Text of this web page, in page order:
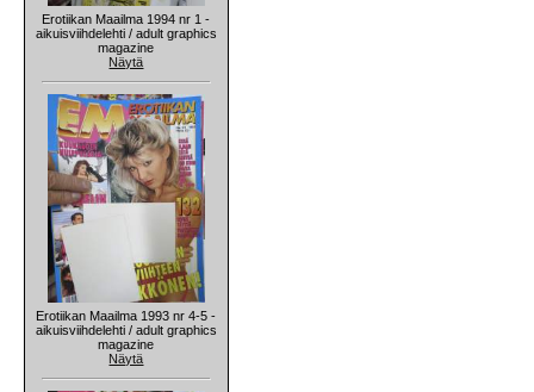
Erotiikan Maailma 1994 nr 1 -
aikuisviihdelehti / adult graphics
magazine
Näytä
Erotiikan Maailma 1993 nr 4-5 -
aikuisviihdelehti / adult graphics
magazine
Näytä